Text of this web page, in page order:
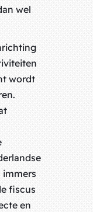
wel
wordt
immers
fiscus
en